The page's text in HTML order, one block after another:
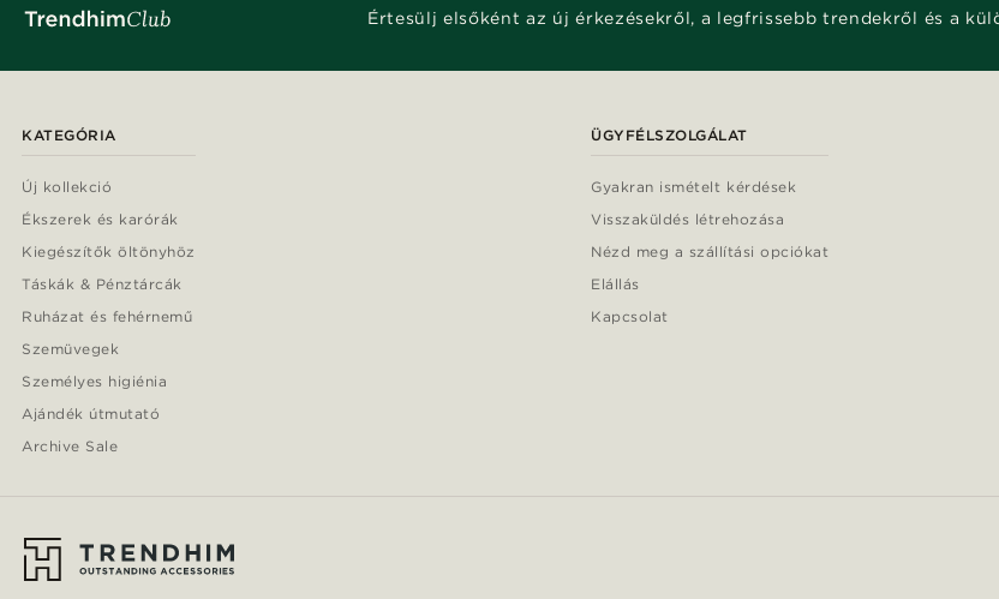
Értesülj elsőként az új érkezésekről, a legfrissebb trendekről és a
KATEGÓRIA
Új kollekció
Ékszerek és karórák
Kiegészítők öltönyhöz
Táskák & Pénztárcák
Ruházat és fehérnemű
Szemüvegek
Személyes higiénia
Ajándék útmutató
Archive Sale
ÜGYFÉLSZOLGÁLAT
Gyakran ismételt kérdések
Visszaküldés létrehozása
Nézd meg a szállítási opciókat
Elállás
Kapcsolat